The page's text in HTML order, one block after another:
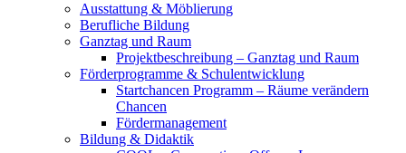
Ausstattung & Möblierung
Berufliche Bildung
Ganztag und Raum
Projektbeschreibung – Ganztag und Raum
Förderprogramme & Schulentwicklung
Startchancen Programm – Räume verändern
Chancen
Fördermanagement
Bildung & Didaktik